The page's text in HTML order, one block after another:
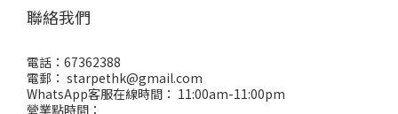
聯絡我們
電話：67362388
電郵： starpethk@gmail.com
WhatsApp客服在線時間： 11:00am-11:00pm
營業點時間：